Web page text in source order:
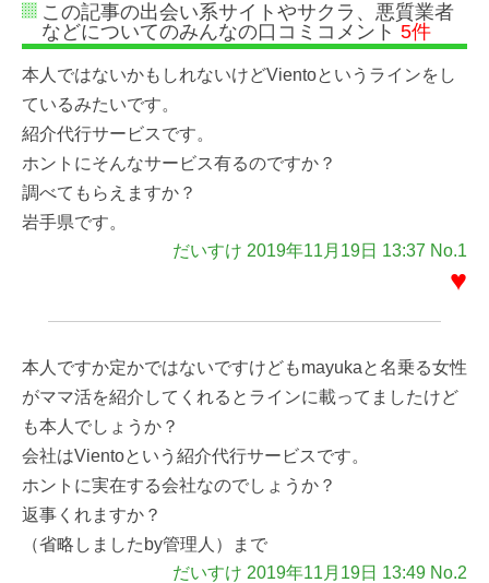
この記事の出会い系サイトやサクラ、悪質業者
などについてのみんなの口コミコメント 5件
本人ではないかもしれないけどVientoというラインをし
ているみたいです。
紹介代行サービスです。
ホントにそんなサービス有るのですか？
調べてもらえますか？
岩手県です。
だいすけ 2019年11月19日 13:37 No.1
♥
本人ですか定かではないですけどもmayukaと名乗る女性
がママ活を紹介してくれるとラインに載ってましたけど
も本人でしょうか？
会社はVientoという紹介代行サービスです。
ホントに実在する会社なのでしょうか？
返事くれますか？
（省略しましたby管理人）まで
だいすけ 2019年11月19日 13:49 No.2